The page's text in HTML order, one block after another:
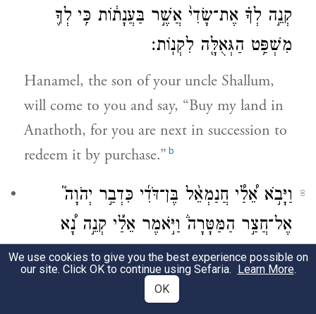
קְנֵ֣ה לְךָ֗ אֶת־שָׂדִי֙ אֲשֶׁ֣ר בַּעֲנָת֔וֹת כִּ֥י לְךָ֛
מִשְׁפַּ֥ט הַגְּאֻלָּ֖ה לִקְנֽוֹת׃
Hanamel, the son of your uncle Shallum,
will come to you and say, “Buy my land in
Anathoth, for you are next in succession to
redeem it by purchase.” b
8
וַיָּבֹ֣א אֵ֠לַ֠י חֲנַמְאֵ֨ל בֶּן־דֹּדִ֜י כִּדְבַ֣ר יְהֹוָה֮
אֶל־חֲצַ֣ר הַמַּטָּרָה֒ וַיֹּ֣אמֶר אֵלַ֡י קְנֵ֣ה נָ֠א
אֶת־שָׂדִ֨י אֲשֶׁר־בַּעֲנָת֜וֹת אֲשֶׁ֣ר׀בְּאֶ֣רֶץ
בִּנְיָמִ֗ין כִּֽי־לְךָ֞ מִשְׁפַּ֧ט הַיְרֻשָּׁ֛ה וּלְךָ֥ הַגְּאֻלָּ֖ה
We use cookies to give you the best experience possible on
our site. Click OK to continue using Sefaria. Learn More.
OK